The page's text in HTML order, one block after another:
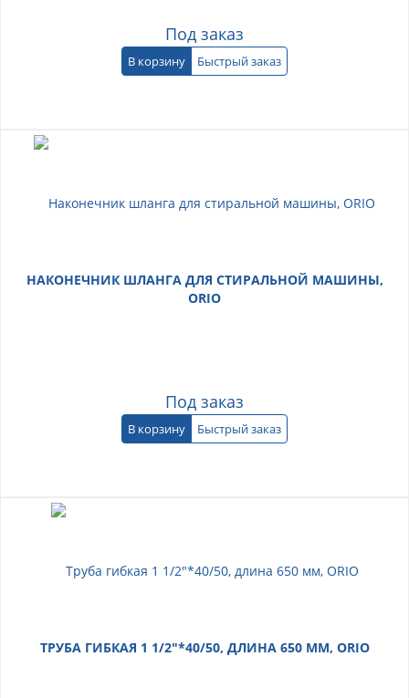
Под заказ
В корзину Быстрый заказ
НАКОНЕЧНИК ШЛАНГА ДЛЯ СТИРАЛЬНОЙ МАШИНЫ,
ORIO
Под заказ
В корзину Быстрый заказ
ТРУБА ГИБКАЯ 1 1/2"*40/50, ДЛИНА 650 ММ, ORIO